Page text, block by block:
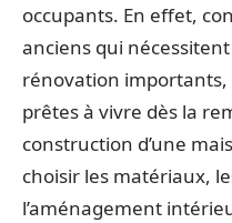
occupants. En effet,
anciens qui
rénovation importants,
prêtes à vivre dès la
construction d’une
choisir les matériaux,
l’aménagement